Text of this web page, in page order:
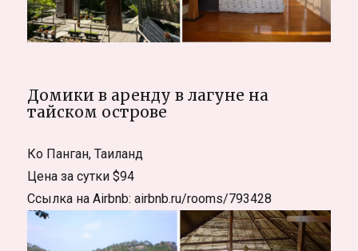
Домики в аренду в лагуне на
тайском острове
Ко Панган, Таиланд
Цена за сутки $94
Ссылка на Airbnb: airbnb.ru/rooms/793428